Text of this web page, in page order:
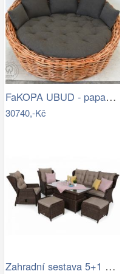
FaKOPA UBUD - papasan z ratanu…
30740,-Kč
Zahradní sestava 5+1 polyratan / látka